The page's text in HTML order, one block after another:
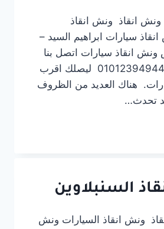
ونش انقاذ
سيارات ابراهيم السيد –
انقاذ سيارات اتصل بنا
الان على رقم 01012394944 ليصلك اقرب
هناك العديد من الظروف
تحدث…
السنبلاوين
ونش انقاذ السيارات ونش